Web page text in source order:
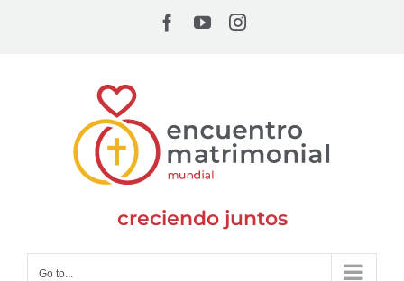
Facebook
YouTubeInstagram
creciendo juntos
Go to...